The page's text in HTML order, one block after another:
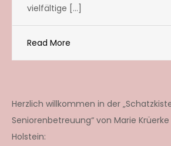
vielfältige […]
Read More
Herzlich willkommen in der
Seniorenbetreuung“ von Marie
Holstein: